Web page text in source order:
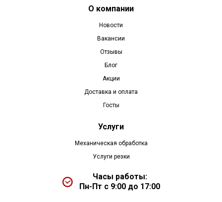
О компании
Новости
Вакансии
Отзывы
Блог
Акции
Доставка и оплата
Госты
Услуги
Механическая обработка
Услуги резки
Часы работы:
Пн-Пт с 9:00 до 17:00